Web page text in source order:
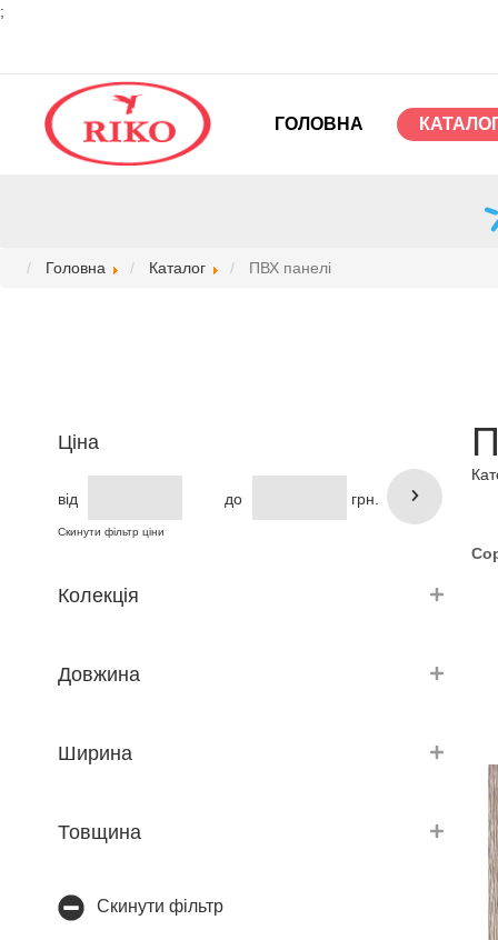
;
ГОЛОВНА
Головна Каталог ПВХ панелі
Ціна
від до грн.
Скинути фільтр ціни
Колекція
Довжина
Ширина
Товщина
Скинути фільтр